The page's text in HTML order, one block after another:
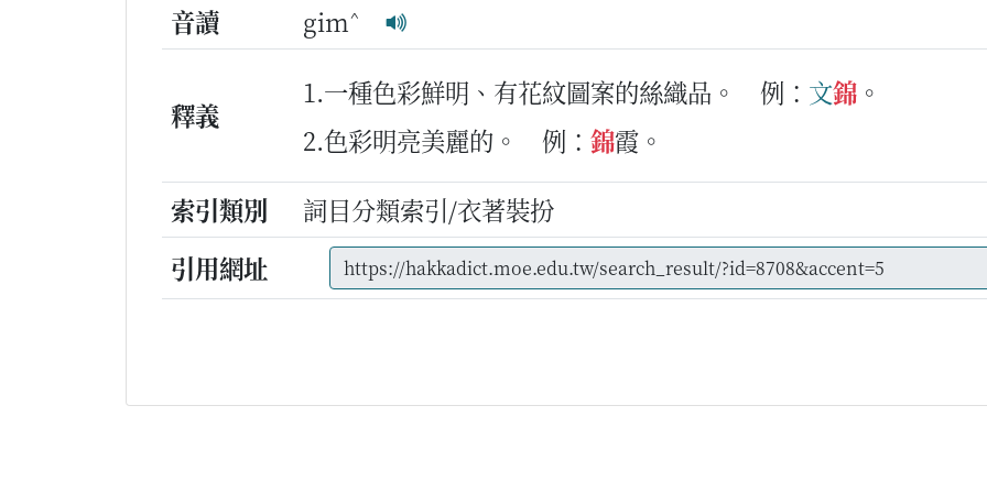
音讀 gim^
釋義
1.一種色彩鮮明、有花紋圖案的絲織品。 例： 文錦 。
2.色彩明亮美麗的。
例： 錦霞。
索引類別
詞目分類索引/衣著裝扮
引用網址